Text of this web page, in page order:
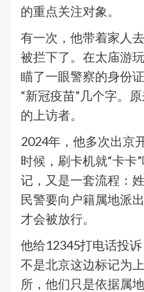
的重点关注对象。
有一次，他带着家人
被拦下了。在太庙游
瞄了一眼警察的身份
“新冠疫苗”几个字。
的上访者。
2024年，他多次出京
时候，刷卡机就“卡卡
记，又是一套流程：
民警要向户籍属地派
才会被放行。
他给12345打电话投
不是北京这边标记为
所，他们只是依据属